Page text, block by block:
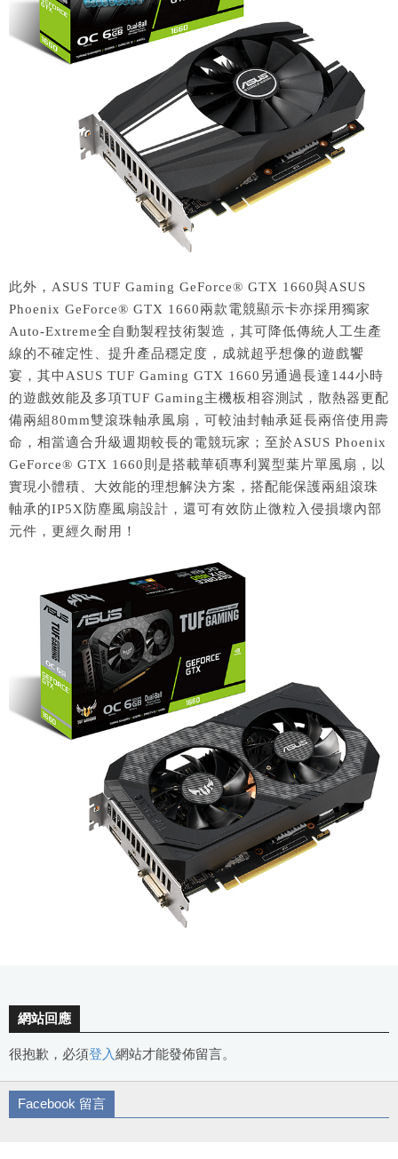
此外，ASUS TUF Gaming GeForce® GTX 1660與ASUS
Phoenix GeForce® GTX 1660兩款電競顯示卡亦採用獨家
Auto-Extreme全自動製程技術製造，其可降低傳統人工生產
線的不確定性、提升產品穩定度，成就超乎想像的遊戲饗
宴，其中ASUS TUF Gaming GTX 1660另通過長達144小時
的遊戲效能及多項TUF Gaming主機板相容測試，散熱器更配
備兩組80mm雙滾珠軸承風扇，可較油封軸承延長兩倍使用壽
命，相當適合升級週期較長的電競玩家；至於ASUS Phoenix
GeForce® GTX 1660則是搭載華碩專利翼型葉片單風扇，以
實現小體積、大效能的理想解決方案，搭配能保護兩組滾珠
軸承的IP5X防塵風扇設計，還可有效防止微粒入侵損壞內部
元件，更經久耐用！
網站回應
很抱歉，必須登入網站才能發佈留言。
Facebook 留言